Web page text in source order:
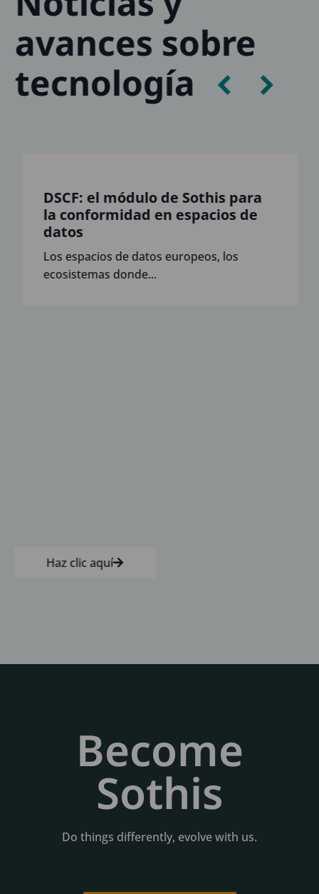
avances sobre
tecnología
DSCF: el módulo de Sothis para
la conformidad en espacios de
datos
Los espacios de datos europeos, los
ecosistemas donde...
Haz clic aquí
Become
Sothis
Do things differently, evolve with us.